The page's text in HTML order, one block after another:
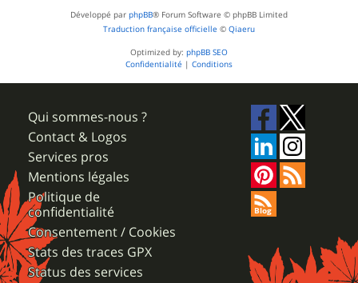
Développé par phpBB® Forum Software © phpBB Limited
Traduction française officielle © Qiaeru
Optimized by: phpBB SEO
Confidentialité | Conditions
Qui sommes-nous ?
Contact & Logos
Services pros
Mentions légales
Politique de
confidentialité
Consentement / Cookies
Stats des traces GPX
Status des services